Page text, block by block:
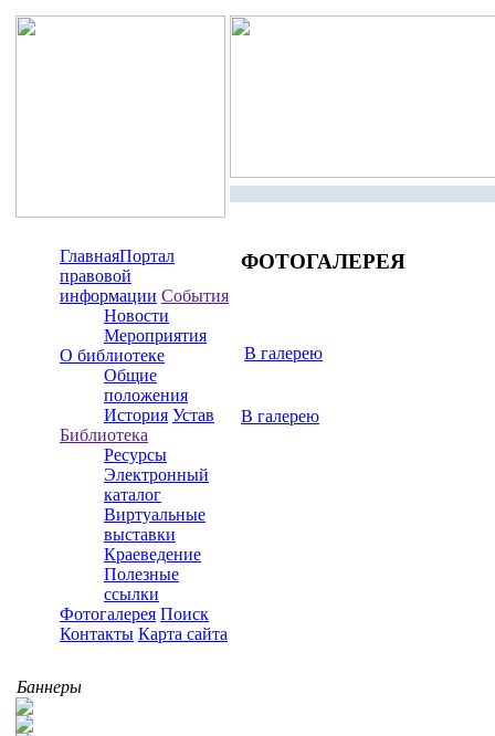
ГлавнаяПортал
правовой
информации События
Новости
Мероприятия
О библиотеке
Общие
положения
История Устав
Библиотека
Ресурсы
Электронный
каталог
Виртуальные
выставки
Краеведение
Полезные
ссылки
Фотогалерея Поиск
Контакты Карта сайта
Баннеры
ФОТОГАЛЕРЕЯ
В галерею
В галерею